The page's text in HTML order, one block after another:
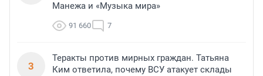
Манежа и «Музыка мира»
91 660 7
3
Теракты против мирных граждан. Татьяна
Ким ответила, почему ВСУ атакует склады